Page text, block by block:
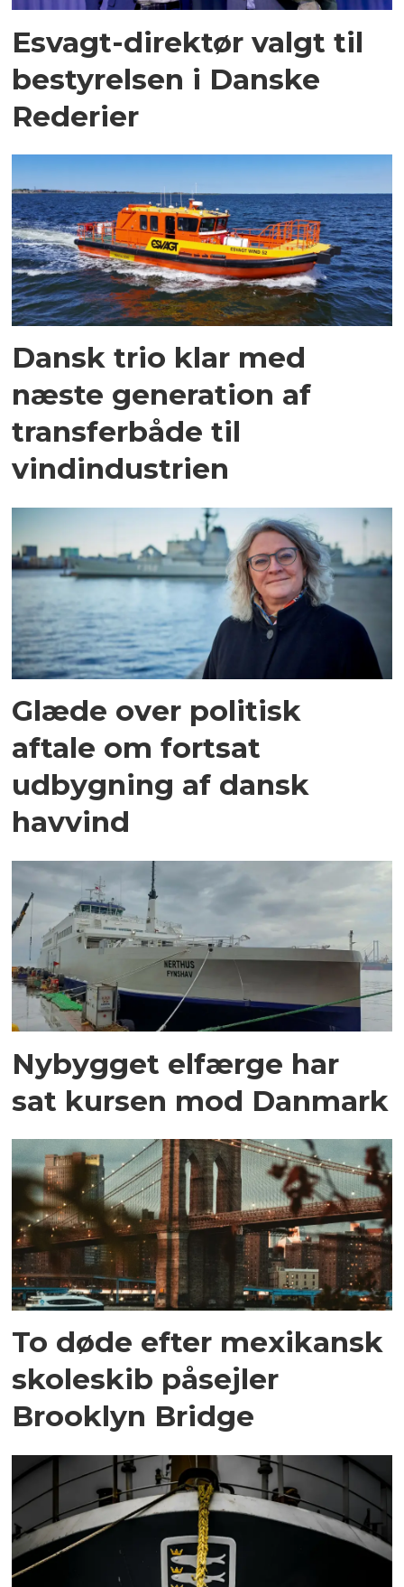
Esvagt-direktør valgt til
bestyrelsen i Danske
Rederier
Dansk trio klar med
næste generation af
transferbåde til
vindindustrien
Glæde over politisk
aftale om fortsat
udbygning af dansk
havvind
Nybygget elfærge har
sat kursen mod Danmark
To døde efter mexikansk
skoleskib påsejler
Brooklyn Bridge